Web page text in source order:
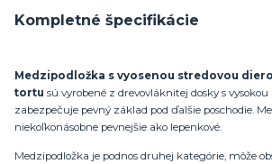
Kompletné špecifikácie
Medzipodložka s vyosenou stredovou
tortu sú vyrobené z drevovláknitej dosky s
zabezpečuje pevný základ pod ďalšie poschodie.
niekoľkonásobne pevnejšie ako lepenkové.
Medzipodložka je podnos druhej kategórie, môže